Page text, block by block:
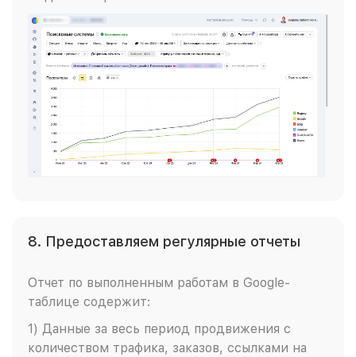
8. Предоставляем регулярные отчеты
Отчет по выполненным работам в Google-
таблице содержит:
1) Данные за весь период продвижения с
количеством трафика, заказов, ссылками на